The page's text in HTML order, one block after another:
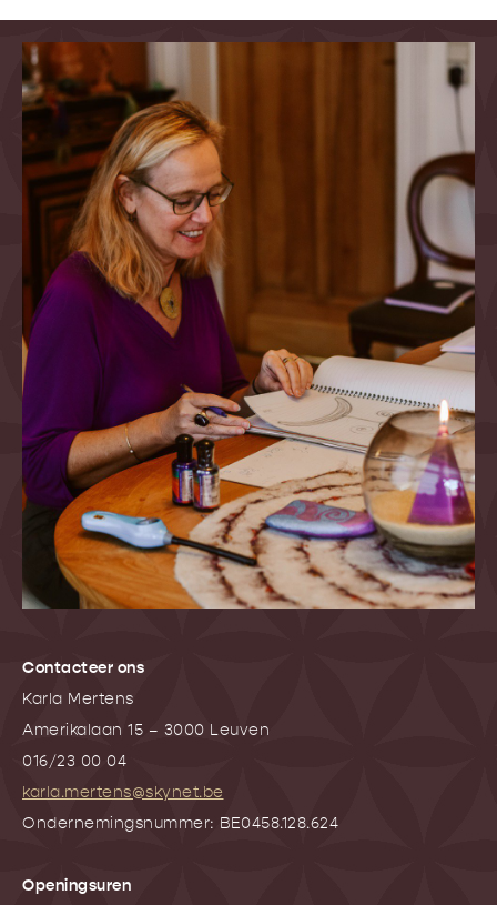
Contacteer ons
Karla Mertens
Amerikalaan 15 – 3000 Leuven
016/23 00 04
karla.mertens@skynet.be
Ondernemingsnummer: BE0458.128.624
Openingsuren